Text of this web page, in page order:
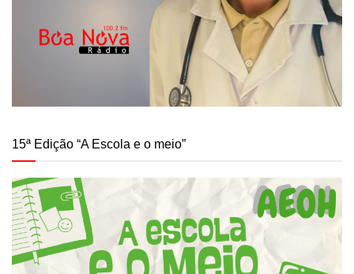
15ª Edição “A Escola e o meio”